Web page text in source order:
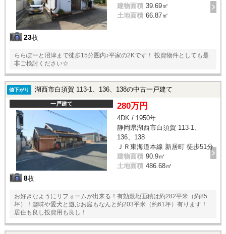
23枚
建物面積 39.69㎡
土地面積 66.87㎡
ららぽーと沼津まで徒歩15分圏内♪平家の2Kです！ 投資物件としても是
非ご検討ください☆
値下がり 湖西市白須賀 113-1、136、138の中古一戸建て
一戸建て
8枚
280万円
4DK / 1950年
静岡県湖西市白須賀 113-1、
136、138
ＪＲ東海道本線 新居町 徒歩51分
建物面積 90.9㎡
土地面積 486.68㎡
お好きなようにリフォームが出来る！有効敷地面積は約282平米（約85
坪）！趣味や愛犬と遊ぶお庭もなんと約203平米（約61坪）有ります！
居住も良し投資用も良し！